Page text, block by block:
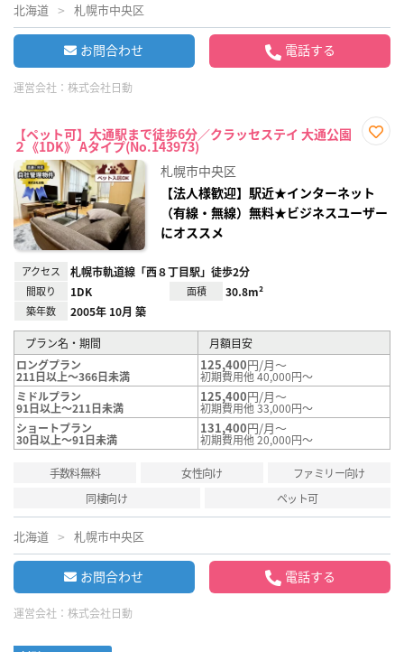
北海道 札幌市中央区
お問合わせ 電話する
運営会社： 株式会社日動
【ペット可】大通駅まで徒歩6分／クラッセステイ 大通公園
２《1DK》 Aタイプ(No.143973)
録
札幌市中央区
【法人様歓迎】駅近★インターネット
（有線・無線）無料★ビジネスユーザー
にオススメ
アクセス 札幌市軌道線「西８丁目駅」徒歩2分
間取り 1DK 面積 30.8m²
築年数 2005年 10月 築
プラン名・期間
月額目安
ロングプラン
211日以上～366日未満
125,400円/月～
初期費用他 40,000円～
ミドルプラン
91日以上～211日未満
125,400円/月～
初期費用他 33,000円～
ショートプラン
30日以上～91日未満
131,400円/月～
初期費用他 20,000円～
手数料無料 女性向け
ファミリー向け
同棲向け
ペット可
北海道 札幌市中央区
お問合わせ 電話する
運営会社： 株式会社日動